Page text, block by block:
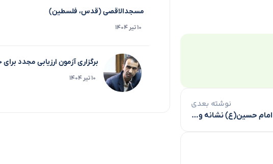
نوشته بعدی
گریه بر مصائب امام حسین(ع) نشانه وفاداری به عاشورا است
مسجدالاقصی (قدس، فلسطین)
۱۰ تیر ۱۴۰۴
برگزاری آزمون ارزیابی مجدد
۱۰ تیر ۱۴۰۴